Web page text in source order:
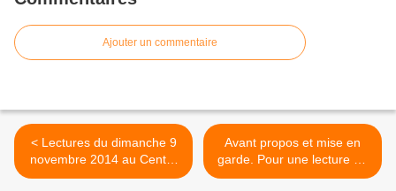
Ajouter un commentaire
< Lectures du dimanche 9
novembre 2014 au Centre
Culturel de Queuleu
Avant propos et mise en
garde. Pour une lecture du
"Magicien Muzot" de E.M.